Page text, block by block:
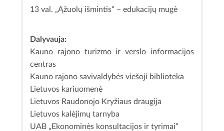
13 val. „Ąžuolų išmintis“ – edukacijų mugė
Dalyvauja:
Kauno rajono turizmo ir verslo informacijos
centras
Kauno rajono savivaldybės viešoji biblioteka
Lietuvos kariuomenė
Lietuvos Raudonojo Kryžiaus draugija
Lietuvos kalėjimų tarnyba
UAB „Ekonominės konsultacijos ir tyrimai“